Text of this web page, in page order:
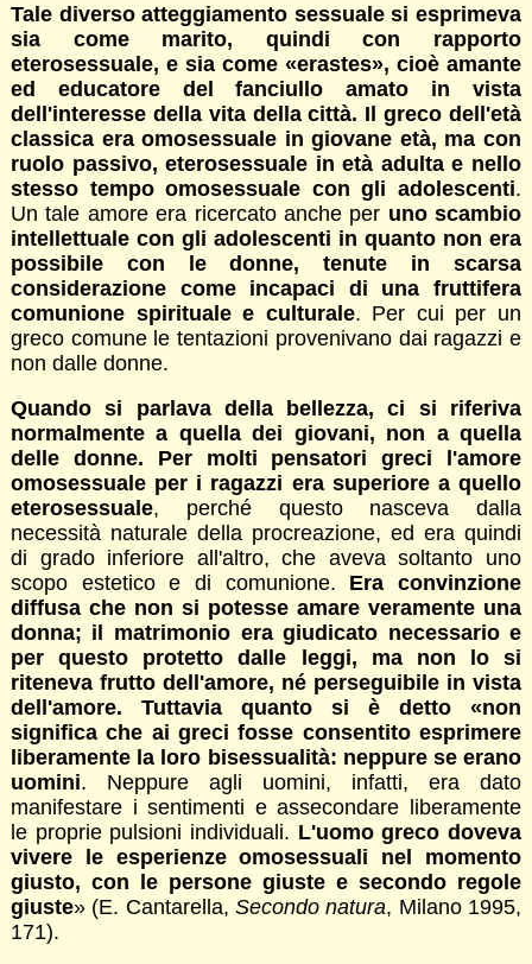
Tale diverso atteggiamento sessuale si esprimeva
sia come marito, quindi con rapporto
eterosessuale, e sia come «erastes», cioè amante
ed educatore del fanciullo amato in vista
dell'interesse della vita della città. Il greco dell'età
classica era omosessuale in giovane età, ma con
ruolo passivo, eterosessuale in età adulta e nello
stesso tempo omosessuale con gli adolescenti.
Un tale amore era ricercato anche per uno scambio
intellettuale con gli adolescenti in quanto non era
possibile con le donne, tenute in scarsa
considerazione come incapaci di una fruttifera
comunione spirituale e culturale. Per cui per un
greco comune le tentazioni provenivano dai ragazzi e
non dalle donne.
Quando si parlava della bellezza, ci si riferiva
normalmente a quella dei giovani, non a quella
delle donne. Per molti pensatori greci l'amore
omosessuale per i ragazzi era superiore a quello
eterosessuale, perché questo nasceva dalla
necessità naturale della procreazione, ed era quindi
di grado inferiore all'altro, che aveva soltanto uno
scopo estetico e di comunione. Era convinzione
diffusa che non si potesse amare veramente una
donna; il matrimonio era giudicato necessario e
per questo protetto dalle leggi, ma non lo si
riteneva frutto dell'amore, né perseguibile in vista
dell'amore. Tuttavia quanto si è detto «non
significa che ai greci fosse consentito esprimere
liberamente la loro bisessualità: neppure se erano
uomini. Neppure agli uomini, infatti, era dato
manifestare i sentimenti e assecondare liberamente
le proprie pulsioni individuali. L'uomo greco doveva
vivere le esperienze omosessuali nel momento
giusto, con le persone giuste e secondo regole
giuste» (E. Cantarella, Secondo natura, Milano 1995,
171).